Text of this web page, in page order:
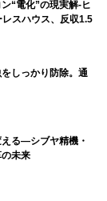
“電化”の現実解-ヒ
スハウス、反収1.5
しっかり防除。通
る―シブヤ精機・
未来